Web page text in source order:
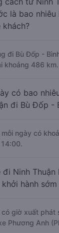
là bao nhiêu
đi Bù Đốp -
khoảng 486 km.
có bao
đi Bù Đốp -
ngày có
đi Ninh
hành sớm
có giờ xuất phát
Phương Anh